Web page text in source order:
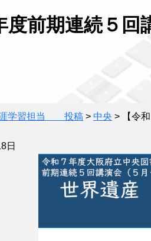
度前期連続５
学習担当 投稿 > 中央 > 【令
日